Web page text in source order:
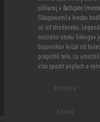
sídliacej v Bathgate
Glasgowom) a kresba
už od stredoveku.
nočného útoku Vikingov
bojovníkov kričal od
prepichli telo, čo
včas spustiť poplach a